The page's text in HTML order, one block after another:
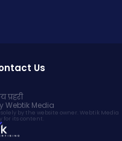
Us
प्रहरी
Webtik Media
by the website owner. Webtik Media
for its content.